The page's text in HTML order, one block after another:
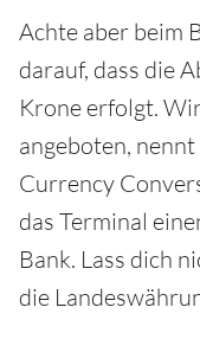
Achte aber beim
darauf, dass die
Krone erfolgt.
angeboten,
Currency
das Terminal
Bank. Lass dich
die